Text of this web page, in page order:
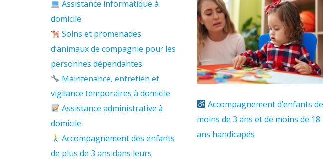
Assistance informatique à
domicile
Soins et promenades
d’animaux de compagnie pour les
personnes dépendantes
Maintenance, entretien et
vigilance temporaires à domicile
Assistance administrative à
domicile
Accompagnement des enfants
de plus de 3 ans dans leurs
​Accompagnement d’enfants de
moins de 3 ans et de moins de 18
ans handicapés